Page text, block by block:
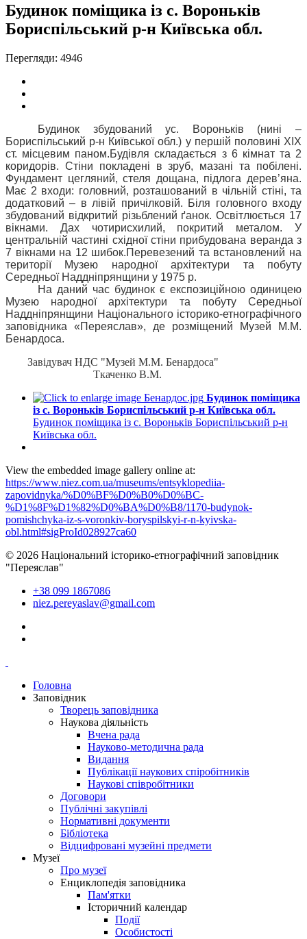
Будинок поміщика із с. Вороньків
Бориспільський р-н Київська обл.
Перегляди: 4946
Будинок збудований ус. Вороньків (нині –
Бориспільський р-н Київської обл.) у першій половині ХІХ
ст. місцевим паном.Будівля складається з 6 кімнат та 2
коридорів. Стіни покладені в зруб, мазані та побілені.
Фундамент цегляний, стеля дощана, підлога дерев’яна.
Має 2 входи: головний, розташований в чільній стіні, та
додатковий – в лівій причілковій. Біля головного входу
збудований відкритий різьблений ґанок. Освітлюється 17
вікнами. Дах чотирисхилий, покритий металом. У
центральній частині східної стіни прибудована веранда з
7 вікнами на 12 шибок.Перевезений та встановлений на
території Музею народної архітектури та побуту
Середньої Наддніпрянщини у 1975 р.
На даний час будинок є експозиційною одиницею
Музею народної архітектури та побуту Середньої
Наддніпрянщини Національного історико-етнографічного
заповідника «Переяслав», де розміщений Музей М.М.
Бенардоса.
Завідувач НДС "Музей М.М. Бенардоса"
Ткаченко В.М.
Будинок поміщика
із с. Вороньків Бориспільський р-н Київська обл.
Будинок поміщика із с. Вороньків Бориспільський р-н
Київська обл.
View the embedded image gallery online at:
https://www.niez.com.ua/museums/entsyklopediia-
zapovidnyka/%D0%BF%D0%B0%D0%BC-
%D1%8F%D1%82%D0%BA%D0%B8/1170-budynok-
pomishchyka-iz-s-voronkiv-boryspilskyi-r-n-kyivska-
obl.html#sigProId028927ca60
© 2026 Національний історико-етнографічний заповідник
"Переяслав"
+38 099 1867086
niez.pereyaslav@gmail.com
Головна
Заповідник
Творець заповідника
Наукова діяльність
Вчена рада
Науково-методична рада
Видання
Публікації наукових спіробітників
Наукові співробітники
Договори
Публічні закупівлі
Нормативні документи
Бібліотека
Відцифровані музейні предмети
Музеї
Про музеї
Енциклопедія заповідника
Пам'ятки
Історичний календар
Події
Особистості